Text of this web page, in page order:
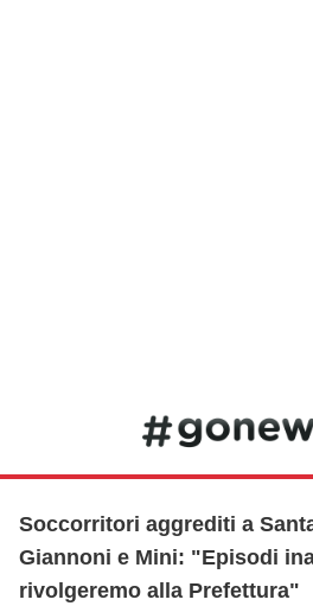
Soccorritori aggrediti a
Giannoni e Mini: "Episodi
rivolgeremo alla Prefettura"